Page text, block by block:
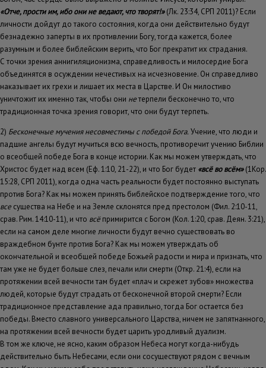
«Отче, прости им, ибо они не ведают, что творят!»(Лк. 23:34, СРП 2011)? Если
личности дойдут до такого состояния, когда они действительно будут
безнадежно заперты в их противлении Богу, тогда кажется, более
разумным и более библейским верить, что Бог прекратит их страдания.
С точки зрения аннигиляционизма, справедливость и милосердие Бога
объединятся в осуждении нечестивых на исчезновение. Он справедливо
наказывает их грехи и лишает их места в Царстве. И Он милостиво
уничтожит их именно так, чтобы они нетерпели бесконечно то, что
традиционная точка зрения говорит, что они будут терпеть.
2) Бесконечные мучения несовместимы с победой Бога. Учение, что люди и
падшие ангелы будут мучиться всю вечность, противоречит учению Библии
о всеобщей победе Бога в конце истории. Как мы можем утверждать, что
Христос будет над всем (Еф. 1:10, 21-22), и что Бог будет «всё во всём»(1Кор.
15:28, СРП 2011), когда одна часть реальности будет постоянно выступать
против Бога? Как мы можем принять библейское подтверждение того, что
все существа на Небе и на Земле склонятся пред престолом (Фил. 2:10-11,
срав. Рим. 14:10-11), и что всёпримирится с Богом (Кол. 1:20, срав. Деян. 3:21),
если на самом деле многие личности будут вечно существовать во
враждебном бунте против Бога? Как мы можем утверждать об
окончательной и всеобщей победе Божьей радости и мира и признать, что
там уже не будет больше слез, печали или смерти (Откр. 21:4), если на
протяжении всей вечности там будет «плач и скрежет зубов» множества
людей, которые будут страдать от бесконечной второй смерти? Если
традиционное представление ада правильно, тогда Бог остается без
победы. Вместо славного универсального Царства, ничем не запятнанного,
на протяжении всей вечности будет царить уродливый дуализм.
В том же ключе, не ясно, каким образом Небеса могут когда-нибудь
действительно быть Небесами, если они сосуществуют рядом с вечным